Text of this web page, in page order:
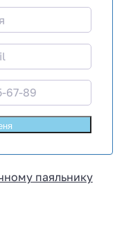
паяльнику